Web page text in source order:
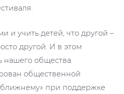
и учить детей, что другой –
другой. И в этом
нашего общества.
общественной
при поддержке